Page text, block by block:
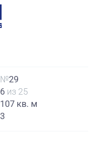
№29
6 из 25
107 кв. м
3